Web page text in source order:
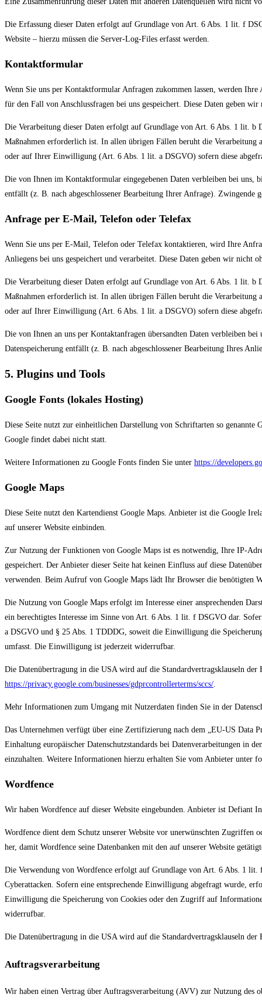
Die Erfassung dieser Daten erfolgt auf Grundlage von Art. 6 Abs. 1 lit. f
Website – hierzu müssen die Server-Log-Files erfasst werden.
Kontaktformular
Wenn Sie uns per Kontaktformular Anfragen zukommen lassen, werden
für den Fall von Anschlussfragen bei uns gespeichert. Diese Daten geben
Die Verarbeitung dieser Daten erfolgt auf Grundlage von Art. 6 Abs. 1 lit.
Maßnahmen erforderlich ist. In allen übrigen Fällen beruht die
oder auf Ihrer Einwilligung (Art. 6 Abs. 1 lit. a DSGVO) sofern diese
Die von Ihnen im Kontaktformular eingegebenen Daten verbleiben bei
entfällt (z. B. nach abgeschlossener Bearbeitung Ihrer Anfrage). Zwingende
Anfrage per E-Mail, Telefon oder Telefax
Wenn Sie uns per E-Mail, Telefon oder Telefax kontaktieren, wird Ihre
Anliegens bei uns gespeichert und verarbeitet. Diese Daten geben wir nicht
Die Verarbeitung dieser Daten erfolgt auf Grundlage von Art. 6 Abs. 1 lit.
Maßnahmen erforderlich ist. In allen übrigen Fällen beruht die
oder auf Ihrer Einwilligung (Art. 6 Abs. 1 lit. a DSGVO) sofern diese
Die von Ihnen an uns per Kontaktanfragen übersandten Daten verbleiben
Datenspeicherung entfällt (z. B. nach abgeschlossener Bearbeitung Ihres
5. Plugins und Tools
Google Fonts (lokales Hosting)
Diese Seite nutzt zur einheitlichen Darstellung von Schriftarten so
Google findet dabei nicht statt.
Weitere Informationen zu Google Fonts finden Sie unter https://
Google Maps
Diese Seite nutzt den Kartendienst Google Maps. Anbieter ist die Google
auf unserer Website einbinden.
Zur Nutzung der Funktionen von Google Maps ist es notwendig, Ihre IP-
gespeichert. Der Anbieter dieser Seite hat keinen Einfluss auf diese
verwenden. Beim Aufruf von Google Maps lädt Ihr Browser die benötigten
Die Nutzung von Google Maps erfolgt im Interesse einer ansprechenden
ein berechtigtes Interesse im Sinne von Art. 6 Abs. 1 lit. f DSGVO dar.
a DSGVO und § 25 Abs. 1 TDDDG, soweit die Einwilligung die
umfasst. Die Einwilligung ist jederzeit widerrufbar.
Die Datenübertragung in die USA wird auf die Standardvertragsklauseln
https://privacy.google.com/businesses/gdprcontrollerterms/sccs/.
Mehr Informationen zum Umgang mit Nutzerdaten finden Sie in der
Das Unternehmen verfügt über eine Zertifizierung nach dem „EU-US Data
Einhaltung europäischer Datenschutzstandards bei Datenverarbeitungen in
einzuhalten. Weitere Informationen hierzu erhalten Sie vom Anbieter unter
Wordfence
Wir haben Wordfence auf dieser Website eingebunden. Anbieter ist
Wordfence dient dem Schutz unserer Website vor unerwünschten Zugriffen
her, damit Wordfence seine Datenbanken mit den auf unserer Website
Die Verwendung von Wordfence erfolgt auf Grundlage von Art. 6 Abs. 1 lit.
Cyberattacken. Sofern eine entsprechende Einwilligung abgefragt wurde,
Einwilligung die Speicherung von Cookies oder den Zugriff auf
widerrufbar.
Die Datenübertragung in die USA wird auf die Standardvertragsklauseln
Auftragsverarbeitung
Wir haben einen Vertrag über Auftragsverarbeitung (AVV) zur Nutzung des